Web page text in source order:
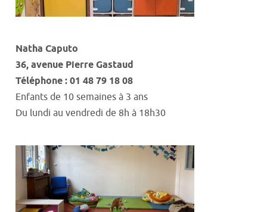
Natha Caputo
36,avenue PierreGastaud
Téléphone : 01 48 79 18 08
Enfants de 10 semaines à 3 ans
Du lundi au vendredi de 8h à 18h30